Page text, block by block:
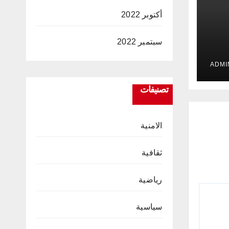
في
أكتوبر 2022
سبتمبر 2022
تصنيفات
الامنية
ثقافية
رياضية
سياسية